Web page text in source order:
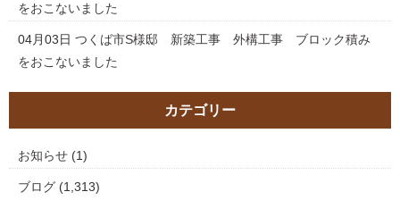
をおこないました
04月03日 つくば市S様邸 新築工事 外構工事 ブロック積み
をおこないました
カテゴリー
お知らせ (1)
ブログ (1,313)